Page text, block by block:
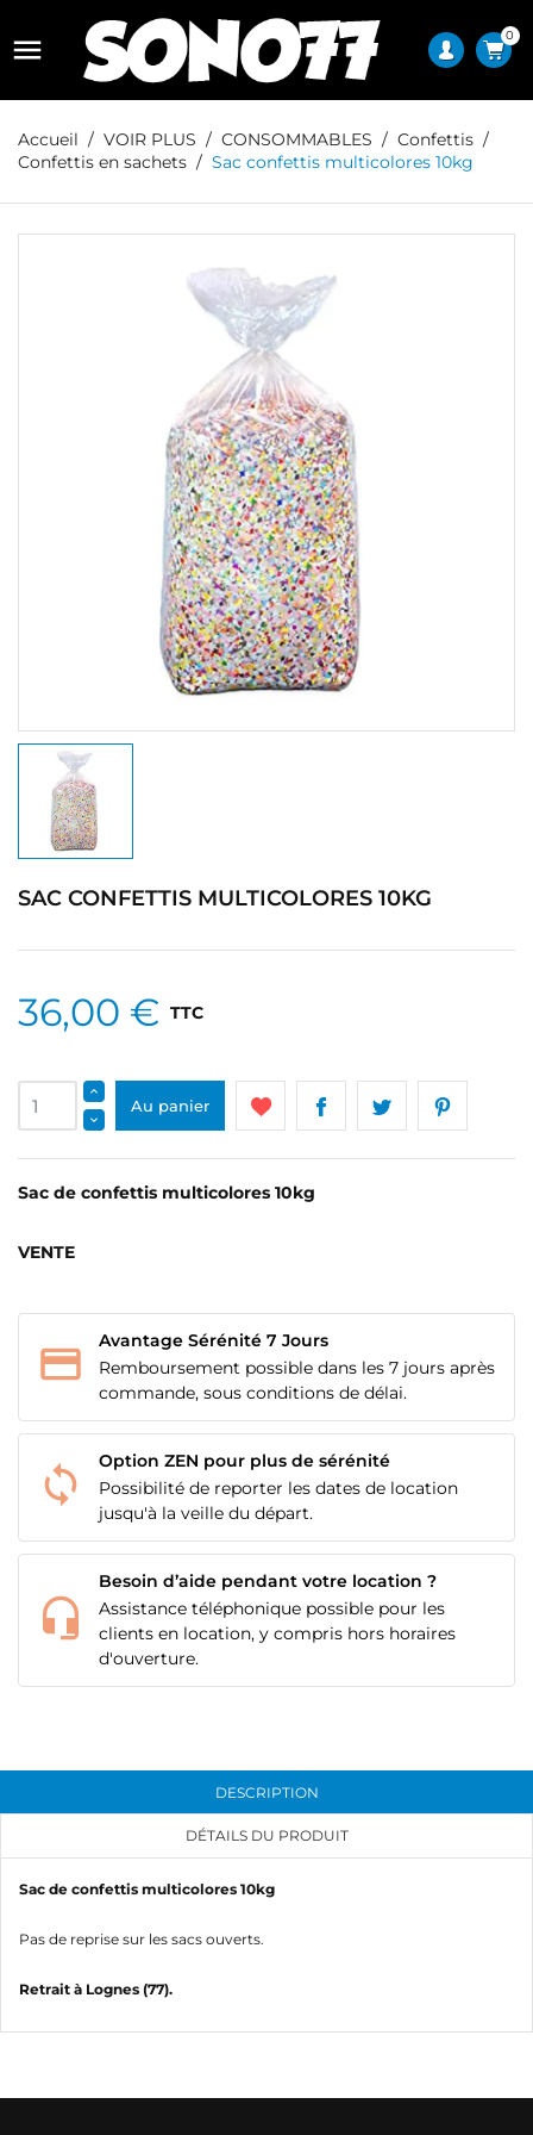
 0
Accueil VOIR PLUS CONSOMMABLES
Confettis
Confettis en sachets
Sac confettis multicolores 10kg
SAC CONFETTIS MULTICOLORES 10KG
36,00 € TTC
Au panier
Sac de confettis multicolores 10kg
VENTE
Avantage Sérénité 7 Jours
Remboursement possible dans les 7 jours après
commande, sous conditions de délai.
Option ZEN pour plus de sérénité
Possibilité de reporter les dates de location
jusqu'à la veille du départ.
Besoin d’aide pendant votre location ?
Assistance téléphonique possible pour les
clients en location, y compris hors horaires
d'ouverture.
DESCRIPTION
DÉTAILS DU PRODUIT
Sac de confettis multicolores 10kg
Pas de reprise sur les sacs ouverts.
Retrait à Lognes (77).
add_circle_outlineCréer une nouvelle liste
CRÉER UNE LISTE D'ENVIES
Annuler Connexion